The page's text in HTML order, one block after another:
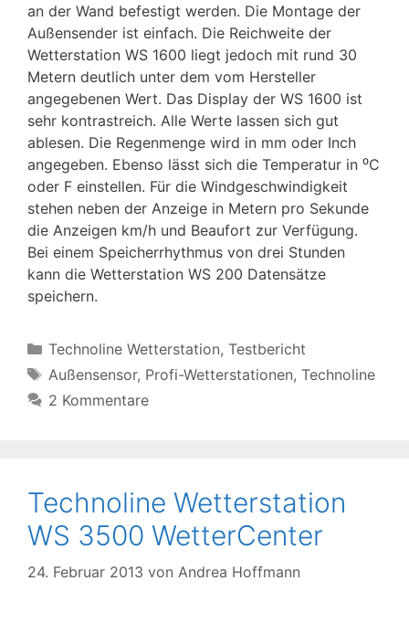
an der Wand befestigt werden. Die Montage der
Außensender ist einfach. Die Reichweite der
Wetterstation WS 1600 liegt jedoch mit rund 30
Metern deutlich unter dem vom Hersteller
angegebenen Wert. Das Display der WS 1600 ist
sehr kontrastreich. Alle Werte lassen sich gut
ablesen. Die Regenmenge wird in mm oder Inch
angegeben. Ebenso lässt sich die Temperatur in ⁰C
oder F einstellen. Für die Windgeschwindigkeit
stehen neben der Anzeige in Metern pro Sekunde
die Anzeigen km/h und Beaufort zur Verfügung.
Bei einem Speicherrhythmus von drei Stunden
kann die Wetterstation WS 200 Datensätze
speichern.
Kategorien
Technoline Wetterstation, Testbericht
Schlagwörter
Außensensor, Profi-Wetterstationen, Technoline
2 Kommentare
Technoline Wetterstation
WS 3500 WetterCenter
24. Februar 2013 von Andrea Hoffmann